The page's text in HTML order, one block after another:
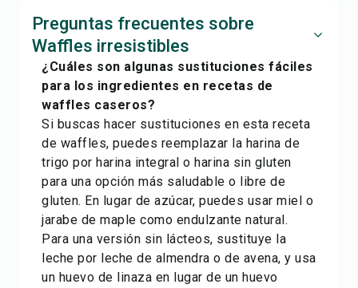
Preguntas frecuentes sobre
Waffles irresistibles
¿Cuáles son algunas sustituciones fáciles
para los ingredientes en recetas de
waffles caseros?
Si buscas hacer sustituciones en esta receta
de waffles, puedes reemplazar la harina de
trigo por harina integral o harina sin gluten
para una opción más saludable o libre de
gluten. En lugar de azúcar, puedes usar miel o
jarabe de maple como endulzante natural.
Para una versión sin lácteos, sustituye la
leche por leche de almendra o de avena, y usa
un huevo de linaza en lugar de un huevo